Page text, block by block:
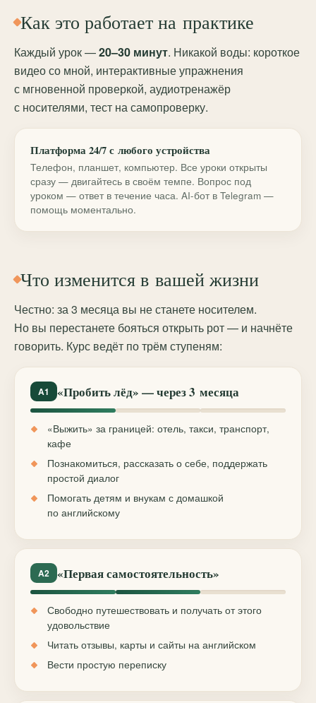
Как это работает на практике
Каждый урок —20–30 минут. Никакой воды: короткое
видео со мной, интерактивные упражнения
с мгновенной проверкой, аудиотренажёр
с носителями, тест на самопроверку.
Платформа 24/7 с любого устройства
Телефон, планшет, компьютер. Все уроки открыты
сразу — двигайтесь в своём темпе. Вопрос под
уроком — ответ в течение часа. AI-бот в Telegram —
помощь моментально.
Что изменится в вашей жизни
Честно: за 3 месяца вы не станете носителем.
Но вы перестанете бояться открыть рот — и начнёте
говорить. Курс ведёт по трём ступеням:
A1 «Пробить лёд» — через 3 месяца
«Выжить» за границей: отель, такси, транспорт,
кафе
Познакомиться, рассказать о себе, поддержать
простой диалог
Помогать детям и внукам с домашкой
по английскому
A2 «Первая самостоятельность»
Свободно путешествовать и получать от этого
удовольствие
Читать отзывы, карты и сайты на английском
Вести простую переписку